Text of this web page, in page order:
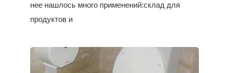
нее нашлось много применений:склад для
продуктов и